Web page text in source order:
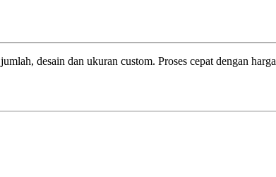
desain dan ukuran custom. Proses cepat dengan